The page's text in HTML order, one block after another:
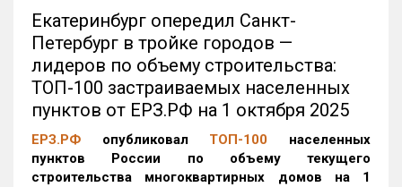
Екатеринбург опередил Санкт-
Петербург в тройке городов —
лидеров по объему строительства:
ТОП-100 застраиваемых населенных
пунктов от ЕРЗ.РФ на 1 октября 2025
ЕРЗ.РФ опубликовал ТОП-100 населенных
пунктов России по объему текущего
строительства многоквартирных домов на 1